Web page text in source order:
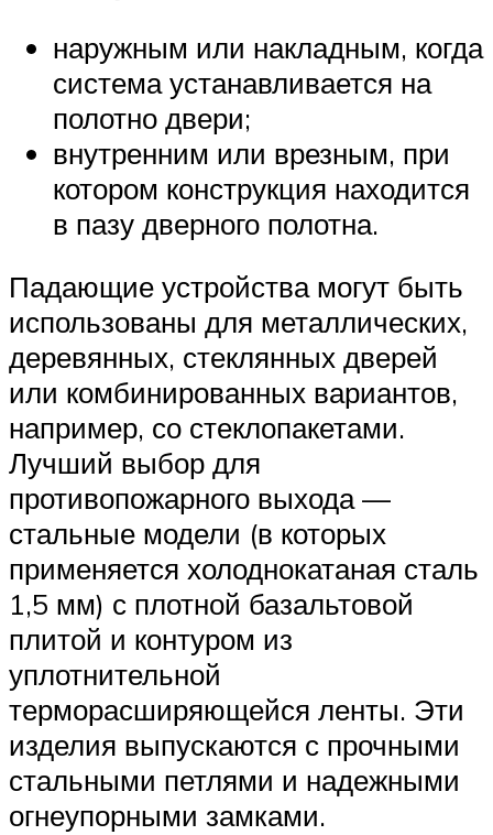
наружным или накладным, когда
система устанавливается на
полотно двери;
внутренним или врезным, при
котором конструкция находится
в пазу дверного полотна.
Падающие устройства могут быть
использованы для металлических,
деревянных, стеклянных дверей
или комбинированных вариантов,
например, со стеклопакетами.
Лучший выбор для
противопожарного выхода —
стальные модели (в которых
применяется холоднокатаная сталь
1,5 мм) с плотной базальтовой
плитой и контуром из
уплотнительной
терморасширяющейся ленты. Эти
изделия выпускаются с прочными
стальными петлями и надежными
огнеупорными замками.